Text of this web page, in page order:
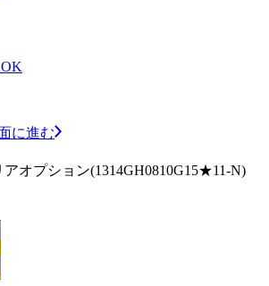
に進む
オプション(1314GH0810G15★11-N)